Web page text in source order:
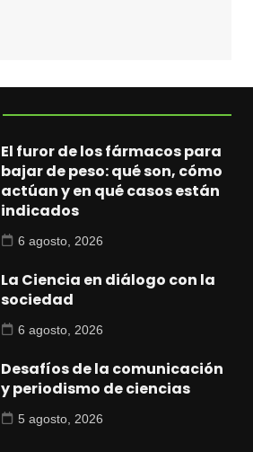
El furor de los fármacos para
bajar de peso: qué son, cómo
actúan y en qué casos están
indicados
6 agosto, 2026
La Ciencia en diálogo con la
sociedad
6 agosto, 2026
Desafíos de la comunicación
y periodismo de ciencias
5 agosto, 2026